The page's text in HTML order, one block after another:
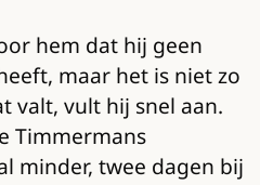
hem dat hij geen
maar het is niet zo
valt, vult hij snel aan.
Timmermans
minder, twee dagen bij